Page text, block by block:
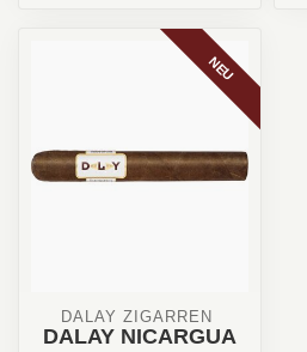
NEU
DALAY ZIGARREN
DALAY NICARGUA